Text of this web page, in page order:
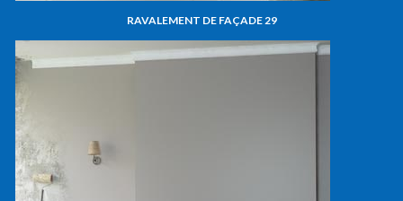
RAVALEMENT DE FAÇADE 29